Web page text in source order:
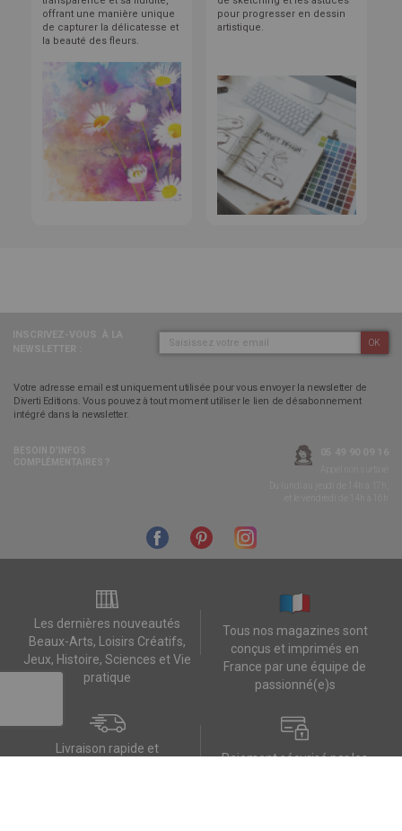
offrant une manière unique
de capturer la délicatesse et
la beauté des fleurs.
pour progresser en dessin
artistique.
OK
Votre adresse email est uniquement utilisée pour vous envoyer la newsletter de
Diverti Editions. Vous pouvez à tout moment utiliser le lien de désabonnement
intégré dans la newsletter.
Les dernières nouveautés
Beaux-Arts, Loisirs Créatifs,
Jeux, Histoire, Sciences et Vie
pratique
Tous nos magazines sont
conçus et imprimés en
France par une équipe de
passionné(e)s
Livraison rapide et
Paiement sécurisé par les